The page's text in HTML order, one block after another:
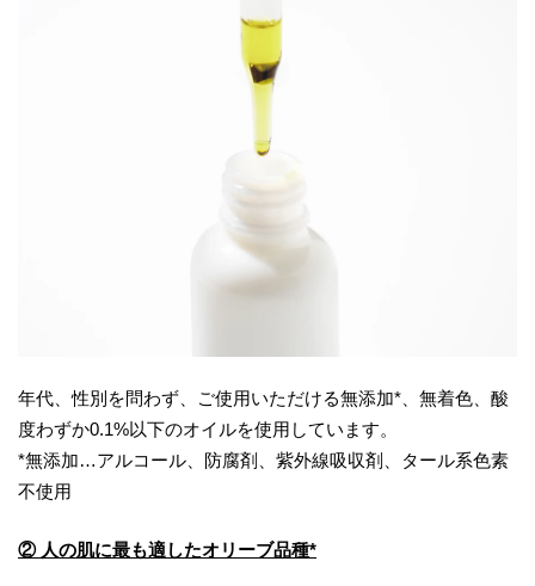
年代、性別を問わず、ご使用いただける無添加*、無着色、酸
度わずか0.1%以下のオイルを使用しています。
*無添加…アルコール、防腐剤、紫外線吸収剤、タール系色素
不使用
② 人の肌に最も適したオリーブ品種*